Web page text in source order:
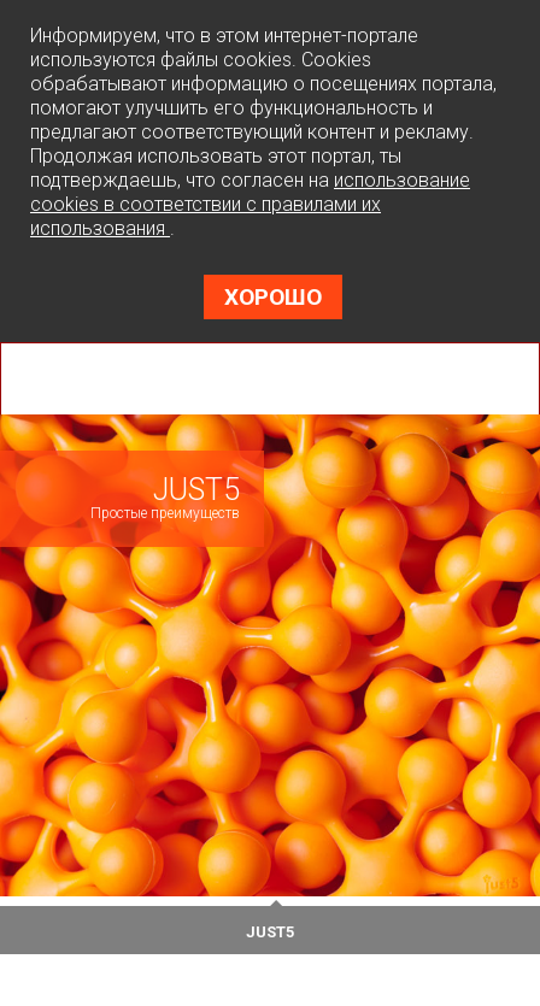
Информируем, что в этом интернет-портале
используются файлы cookies. Cookies
обрабатывают информацию о посещениях портала,
помогают улучшить его функциональность и
предлагают соответствующий контент и рекламу.
Продолжая использовать этот портал, ты
подтверждаешь, что согласен на использование
cookies в соответствии с правилами их
использования .
ХОРОШО
JUST5
JUST5
Простые преимуществ